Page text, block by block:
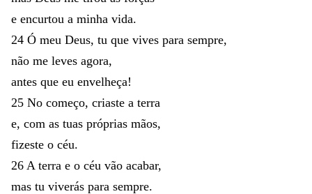
e encurtou a minha vida.
24 Ó meu Deus, tu que vives para sempre,
não me leves agora,
antes que eu envelheça!
25 No começo, criaste a terra
e, com as tuas próprias mãos,
fizeste o céu.
26 A terra e o céu vão acabar,
mas tu viverás para sempre.